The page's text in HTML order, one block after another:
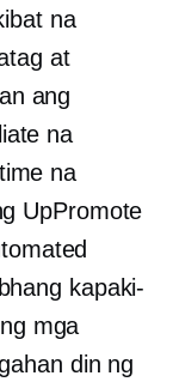
na
at
ang
na
na
UpPromote
kapaki-
mga
din ng